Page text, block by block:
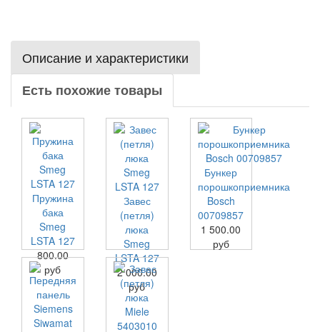
Описание и характеристики
Есть похожие товары
Пружина
бака
Smeg
LSTA 127
800.00
руб
Завес
(петля)
люка
Smeg
LSTA 127
2 000.00
руб
Бункер
порошкоприемника
Bosch
00709857
1 500.00
руб